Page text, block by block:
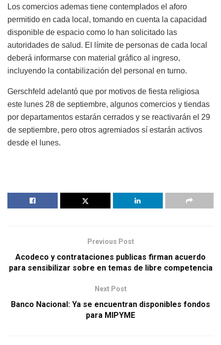
Los comercios ademas tiene contemplados el aforo
permitido en cada local, tomando en cuenta la capacidad
disponible de espacio como lo han solicitado las
autoridades de salud. El límite de personas de cada local
deberá informarse con material gráfico al ingreso,
incluyendo la contabilización del personal en turno.
Gerschfeld adelantó que por motivos de fiesta religiosa
este lunes 28 de septiembre, algunos comercios y tiendas
por departamentos estarán cerrados y se reactivarán el 29
de septiembre, pero otros agremiados sí estarán activos
desde el lunes.
Previous Post
Acodeco y contrataciones publicas firman acuerdo
para sensibilizar sobre en temas de libre competencia
Next Post
Banco Nacional: Ya se encuentran disponibles fondos
para MIPYME